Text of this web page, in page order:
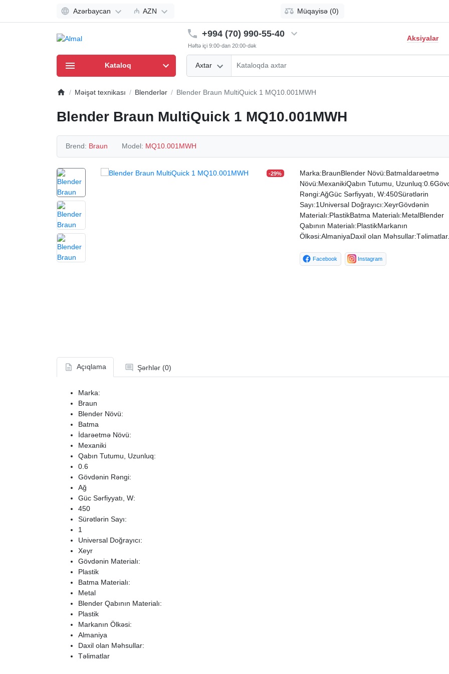
Azərbaycan ₼ AZN Müqayisə (0)
+994 (70) 990-55-40
Həftə içi 9:00-dan 20:00-dək
Axtar
Aksiyalar
Kataloq
Məişət texnikası Blenderlər Blender Braun MultiQuick 1 MQ10.001MWH
Blender Braun MultiQuick 1 MQ10.001MWH
Brend: Braun Model: MQ10.001MWH
-29%
Marka:BraunBlender Növü:Batmaİdarəetmə
Növü:MexanikiQabın Tutumu,
Rəngi:AğGüc Sərfiyyatı, W:450Sürətlərin
Sayı:1Universal Doğrayıcı:XeyrGövdənin
Materialı:PlastikBatma Materialı:MetalBlender
Qabının Materialı:PlastikMarkanın
Ölkəsi:AlmaniyaDaxil olan
Facebook Instagram
Açıqlama Şərhlər (0)
Marka:
Braun
Blender Növü:
Batma
İdarəetmə Növü:
Mexaniki
Qabın Tutumu, Uzunluq:
0.6
Gövdənin Rəngi:
Ağ
Güc Sərfiyyatı, W:
450
Sürətlərin Sayı:
1
Universal Doğrayıcı:
Xeyr
Gövdənin Materialı:
Plastik
Batma Materialı:
Metal
Blender Qabının Materialı:
Plastik
Markanın Ölkəsi:
Almaniya
Daxil olan Məhsullar:
Təlimatlar